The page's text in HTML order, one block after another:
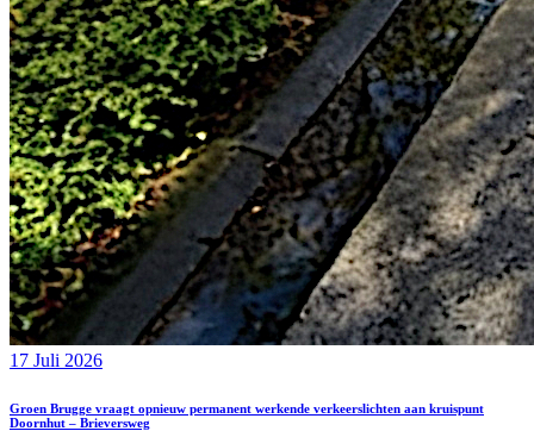
17 Juli 2026
Groen Brugge vraagt opnieuw permanent werkende verkeerslichten aan kruispunt
Doornhut – Brieversweg